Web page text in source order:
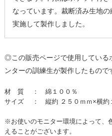
なっています。裁断済み生地
実施して製作しました。
◎この販売ページで使用している
ンターの訓練生が製作したもので
材 質 ： 綿１００％
サイズ ： 縦約 ２５０ｍｍ×横約
※お使いのモニター環境によって、
えることがございます。